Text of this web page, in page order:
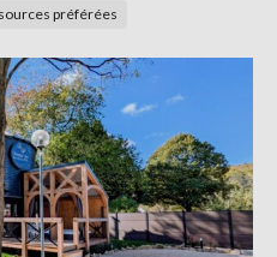
préférées